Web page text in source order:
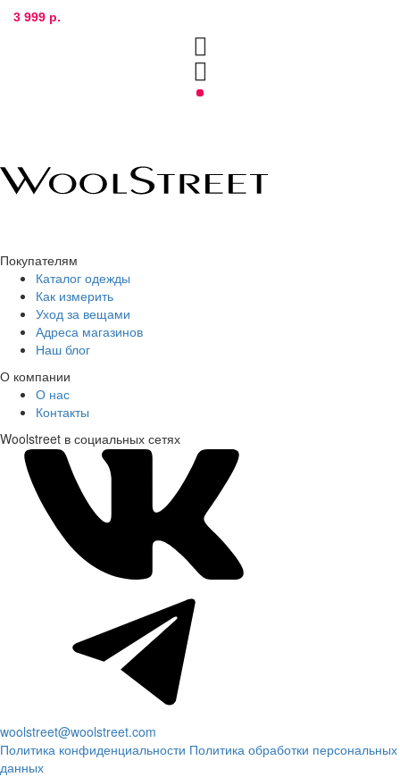
3 999 р.
Покупателям
Каталог одежды
Как измерить
Уход за вещами
Адреса магазинов
Наш блог
О компании
О нас
Контакты
Woolstreet в социальных сетях
woolstreet@woolstreet.com
Политика конфиденциальности Политика обработки персональных
данных